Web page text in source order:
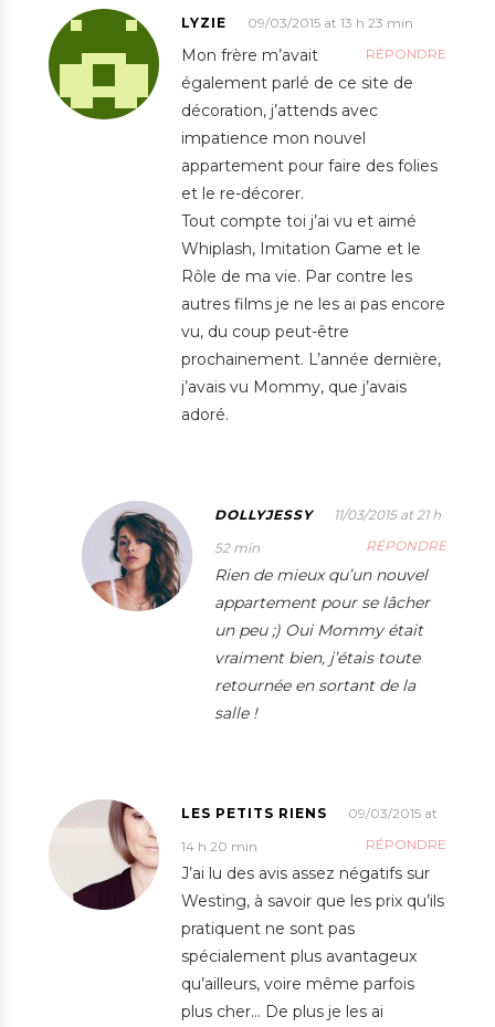
LYZIE
09/03/2015 at 13 h 23 min
RÉPONDRE
Mon frère m’avait
également parlé de ce site de
décoration, j’attends avec
impatience mon nouvel
appartement pour faire des folies
et le re-décorer.
Tout compte toi j’ai vu et aimé
Whiplash, Imitation Game et le
Rôle de ma vie. Par contre les
autres films je ne les ai pas encore
vu, du coup peut-être
prochainement. L’année dernière,
j’avais vu Mommy, que j’avais
adoré.
DOLLYJESSY
11/03/2015 at 21 h
52 min
RÉPONDRE
Rien de mieux qu’un nouvel
appartement pour se lâcher
un peu ;) Oui Mommy était
vraiment bien, j’étais toute
retournée en sortant de la
salle !
LES PETITS RIENS
09/03/2015 at
14 h 20 min
RÉPONDRE
J’ai lu des avis assez négatifs sur
Westing, à savoir que les prix qu’ils
pratiquent ne sont pas
spécialement plus avantageux
qu’ailleurs, voire même parfois
plus cher… De plus je les ai